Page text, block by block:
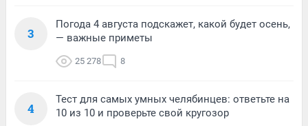
3
Погода 4 августа подскажет, какой будет осень,
— важные приметы
25 278 8
4
Тест для самых умных челябинцев: ответьте на
10 из 10 и проверьте свой кругозор